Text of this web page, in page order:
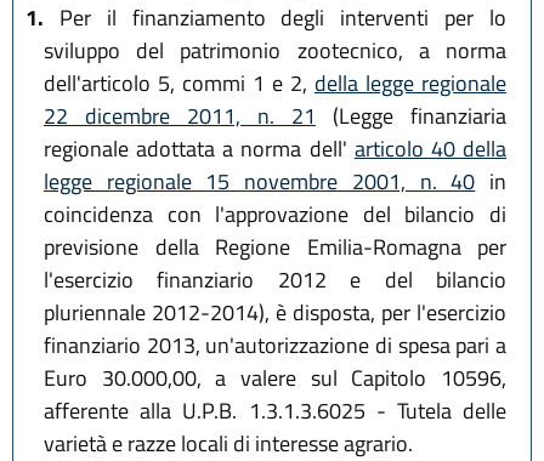
1. Per il finanziamento degli interventi per lo
sviluppo del patrimonio zootecnico, a norma
dell'articolo 5, commi 1 e 2, della legge regionale
22 dicembre 2011, n. 21
(Legge finanziaria
regionale adottata a norma dell' articolo 40 della
legge regionale 15 novembre 2001, n. 40 in
coincidenza con l'approvazione del bilancio di
previsione della Regione Emilia-Romagna per
l'esercizio finanziario 2012 e del bilancio
pluriennale 2012-2014), è disposta, per l'esercizio
finanziario 2013, un'autorizzazione di spesa pari a
Euro 30.000,00, a valere sul Capitolo 10596,
afferente alla U.P.B. 1.3.1.3.6025 - Tutela delle
varietà e razze locali di interesse agrario.